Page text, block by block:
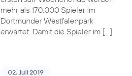
mehr als 170.000 Spieler im
Dortmunder Westfalenpark
erwartet. Damit die Spieler im […]
02. Juli 2019